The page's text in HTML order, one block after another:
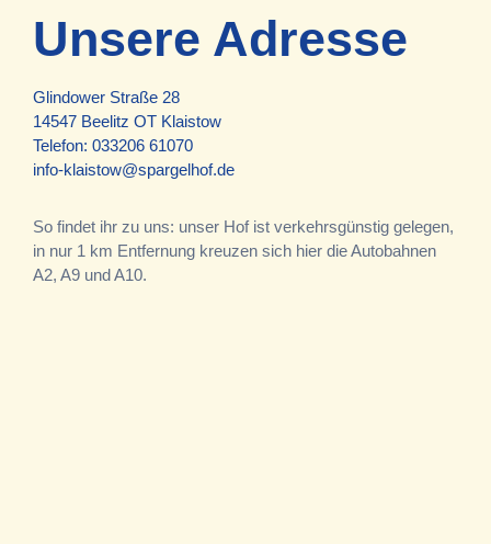
Unsere Adresse
Glindower Straße 28
14547 Beelitz OT Klaistow
Telefon: 033206 61070
info-klaistow@spargelhof.de
So findet ihr zu uns: unser Hof ist verkehrsgünstig gelegen,
in nur 1 km Entfernung kreuzen sich hier die Autobahnen
A2, A9 und A10.